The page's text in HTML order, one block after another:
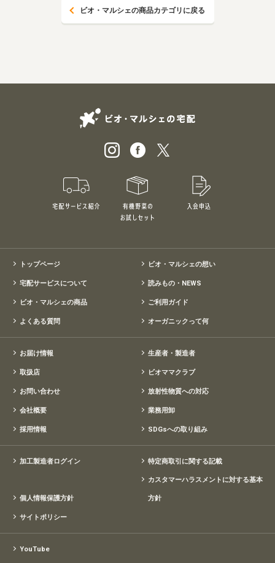
ビオ・マルシェの商品カテゴリに戻る
宅配サービス紹介 有機野菜のお試しセット
トップページ ビオ・マルシェの想い
宅配サービスについて 読みもの・NEWS
ビオ・マルシェの商品 ご利用ガイド
よくある質問 オーガニックって何
お届け情報 生産者・製造者
取扱店 ビオママクラブ
お問い合わせ 放射性物質への対応
会社概要 業務用卸
採用情報 SDGsへの取り組み
加工製造者ログイン 特定商取引に関する記載
個人情報保護方針
カスタマーハラスメントに対する基本
方針
サイトポリシー
YouTube